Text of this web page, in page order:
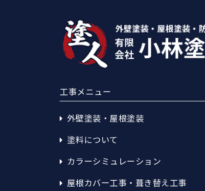
工事メニュー
外壁塗装・屋根塗装
塗料について
カラーシミュレーション
屋根カバー工事・葺き替え工事